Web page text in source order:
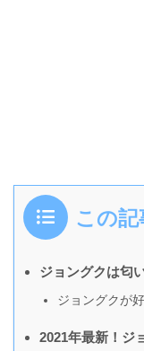
この
ジョングクは匂
ジョングクが
2021年最新！ジ